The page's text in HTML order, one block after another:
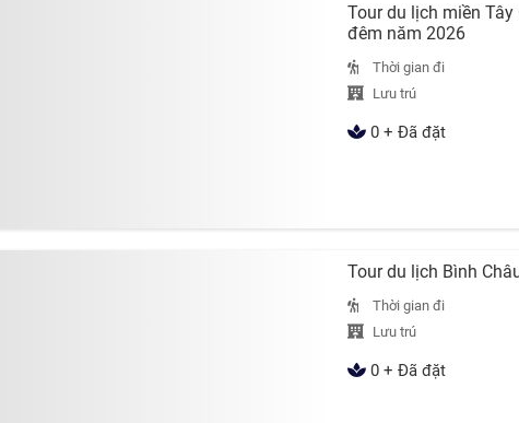
Tour du lịch miền
đêm năm 2026
Thời gian đi
Lưu trú
0 + Đã đặt
Tour du lịch Bình
Thời gian đi
Lưu trú
0 + Đã đặt